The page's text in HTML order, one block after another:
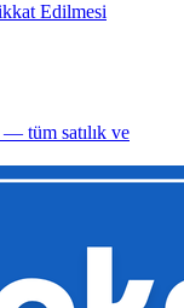
Edilmesi
— tüm satılık ve